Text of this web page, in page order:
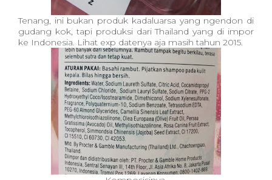
Tenang, ini bukan produk kadaluarsa yang ngendon di
gudang kok, tapi produksi dari Thailand yang di impor
ke Indonesia. Lihat exp datenya aja masih tahun 2015.